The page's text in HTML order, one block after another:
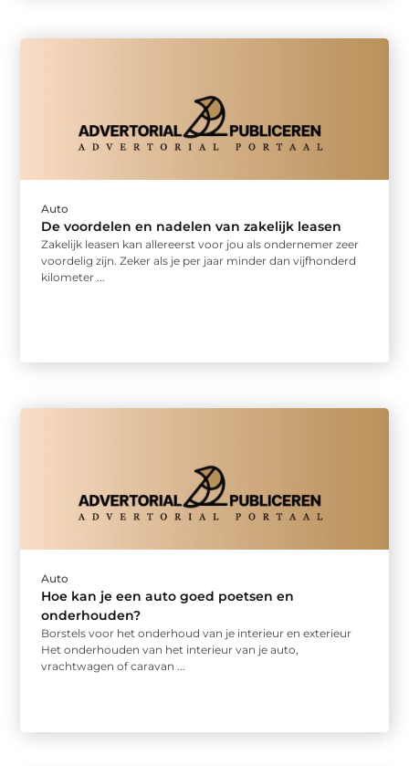
Auto
De voordelen en nadelen van zakelijk leasen
Zakelijk leasen kan allereerst voor jou als ondernemer zeer
voordelig zijn. Zeker als je per jaar minder dan vijfhonderd
kilometer ...
Auto
Hoe kan je een auto goed poetsen en
onderhouden?
Borstels voor het onderhoud van je interieur en exterieur
Het onderhouden van het interieur van je auto,
vrachtwagen of caravan ...